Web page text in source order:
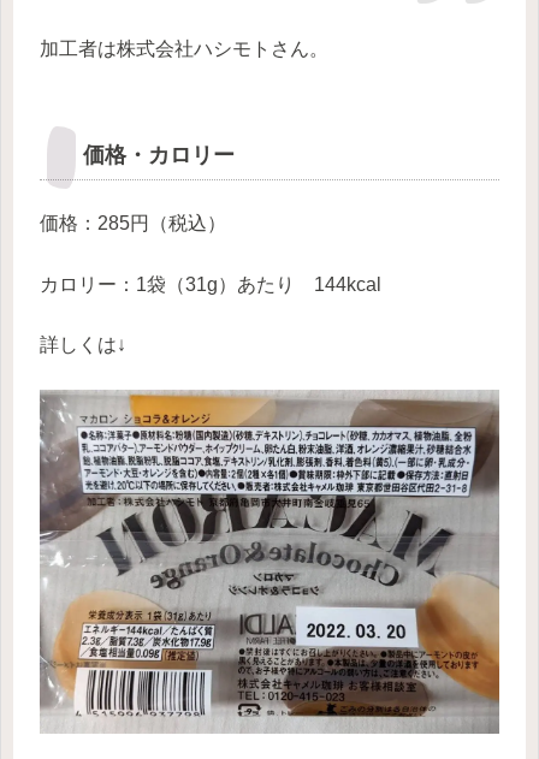
加工者は株式会社ハシモトさん。
価格・カロリー
価格：285円（税込）
カロリー：1袋（31g）あたり 144kcal
詳しくは↓